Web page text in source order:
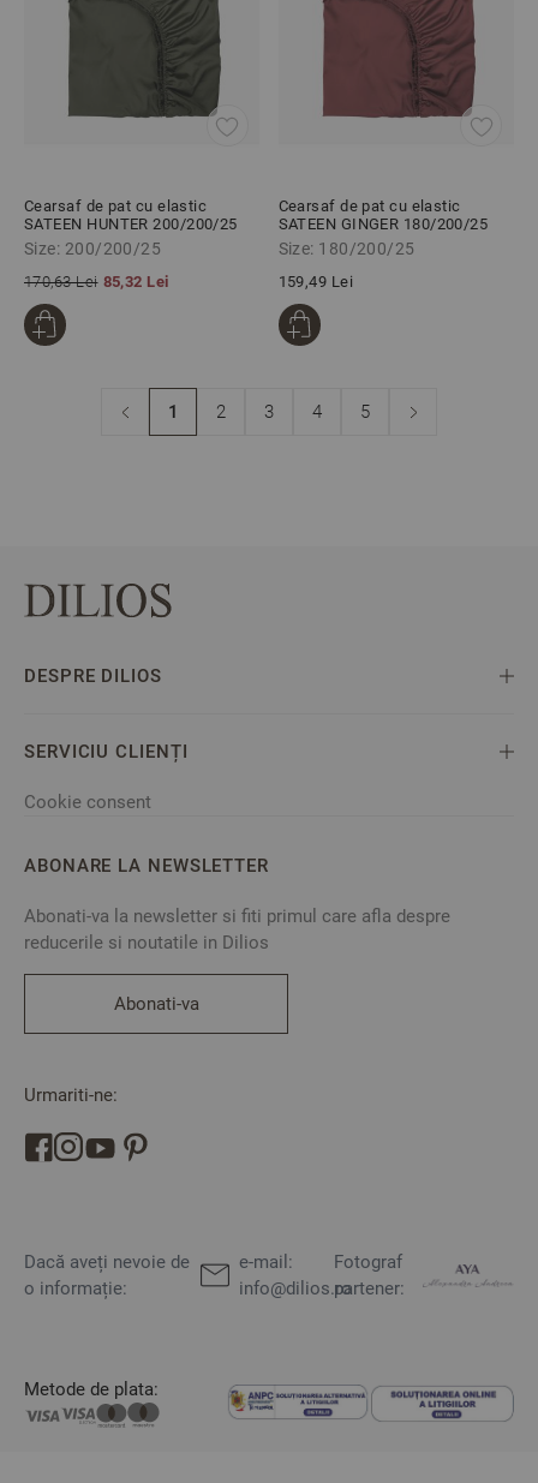
Cearsaf de pat cu elastic
SATEEN HUNTER 200/200/25
cm 100% bumbac satinat
Size: 200/200/25
170,63 Lei 85,32 Lei
Cearsaf de pat cu elastic
SATEEN GINGER 180/200/25
cm 100% bumbac satinat
Size: 180/200/25
159,49 Lei
You're currently reading page
1
Page
2
Page
3
Page
4
Page
5
DESPRE DILIOS
SERVICIU CLIENȚI
Cookie consent
ABONARE LA NEWSLETTER
Abonati-va la newsletter si fiti primul care afla despre
reducerile si noutatile in Dilios
Abonati-va
Urmariti-ne:
Dacă aveți nevoie de
o informație:
e-mail:
info@dilios.ro
Fotograf
partener:
Metode de plata: